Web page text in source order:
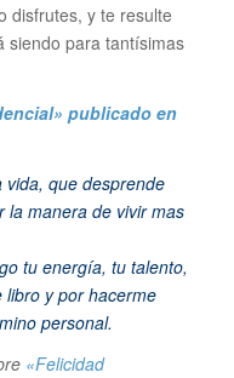
disfrutes, y te resulte
siendo para tantísimas
publicado en
que desprende
la manera de vivir mas
tu energía, tu talento,
y por hacerme
personal.
«Felicidad